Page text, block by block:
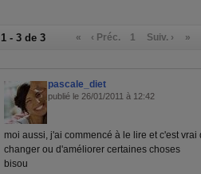
1 - 3 de 3 « ‹ Préc. 1 Suiv. › »
pascale_diet
publié le 26/01/2011 à 12:42
moi aussi, j'ai commencé à le lire et c'est
changer ou d'améliorer certaines choses
bisou